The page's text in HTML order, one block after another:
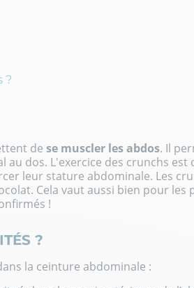
?
de se muscler les abdos. Il
dos. L'exercice des crunchs est
leur stature abdominale. Les
Cela vaut aussi bien pour les
!
?
la ceinture abdominale :